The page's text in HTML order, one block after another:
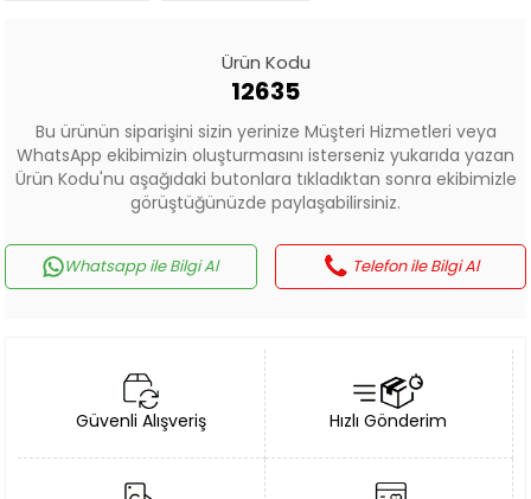
Ürün Kodu
12635
Bu ürünün siparişini sizin yerinize Müşteri Hizmetleri veya
WhatsApp ekibimizin oluşturmasını isterseniz yukarıda yazan
Ürün Kodu'nu aşağıdaki butonlara tıkladıktan sonra ekibimizle
görüştüğünüzde paylaşabilirsiniz.
Whatsapp ile Bilgi Al Telefon ile Bilgi Al
Güvenli Alışveriş Hızlı Gönderim